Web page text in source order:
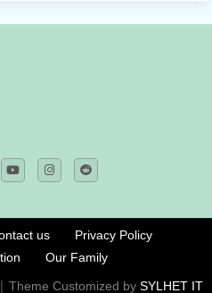
us
Privacy Policy
Our Family
| Theme Customized bySYLHET IT